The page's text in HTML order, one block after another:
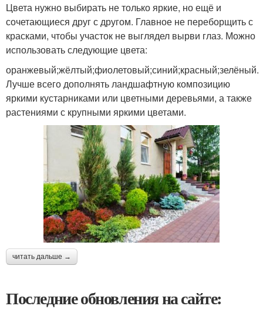
Цвета нужно выбирать не только яркие, но ещё и
сочетающиеся друг с другом. Главное не переборщить с
красками, чтобы участок не выглядел вырви глаз. Можно
использовать следующие цвета:
оранжевый;жёлтый;фиолетовый;синий;красный;зелёный.
Лучше всего дополнять ландшафтную композицию
яркими кустарниками или цветными деревьями, а также
растениями с крупными яркими цветами.
читать дальше →
Последние обновления на сайте: